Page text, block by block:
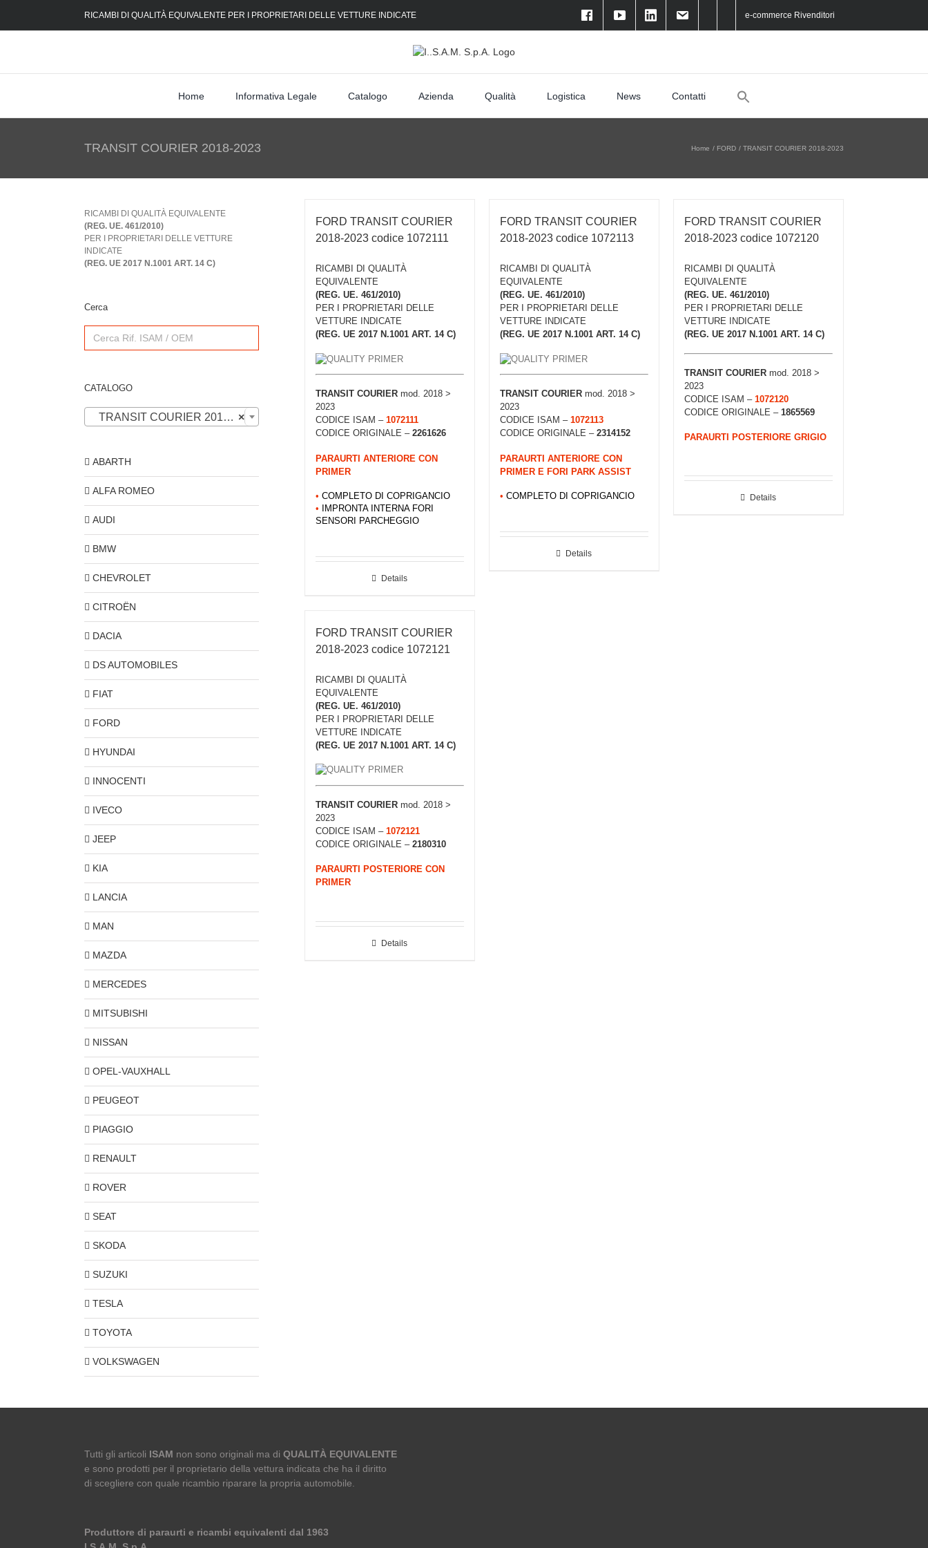
RICAMBI DI QUALITÀ EQUIVALENTE PER I PROPRIETARI DELLE VETTURE INDICATE e-commerce Rivenditori
Home Informativa Legale Catalogo Azienda Qualità Logistica News Contatti
TRANSIT COURIER 2018-2023 Home FORD TRANSIT COURIER 2018-2023
FORD TRANSIT COURIER
2018-2023 codice 1072111
RICAMBI DI QUALITÀ
EQUIVALENTE
(REG. UE. 461/2010)
PER I PROPRIETARI DELLE
VETTURE INDICATE
(REG. UE 2017 N.1001 ART. 14 C)
TRANSIT COURIER mod. 2018 >
2023
CODICE ISAM – 1072111
CODICE ORIGINALE – 2261626
PARAURTI ANTERIORE CON
PRIMER
• COMPLETO DI COPRIGANCIO
•
IMPRONTA INTERNA FORI
SENSORI PARCHEGGIO
Details
FORD TRANSIT COURIER
2018-2023 codice 1072113
RICAMBI DI QUALITÀ
EQUIVALENTE
(REG. UE. 461/2010)
PER I PROPRIETARI DELLE
VETTURE INDICATE
(REG. UE 2017 N.1001 ART. 14 C)
TRANSIT COURIER mod. 2018 >
2023
CODICE ISAM – 1072113
CODICE ORIGINALE – 2314152
PARAURTI ANTERIORE CON
PRIMER E FORI PARK ASSIST
• COMPLETO DI COPRIGANCIO
Details
FORD TRANSIT COURIER
2018-2023 codice 1072120
RICAMBI DI QUALITÀ
EQUIVALENTE
(REG. UE. 461/2010)
PER I PROPRIETARI DELLE
VETTURE INDICATE
(REG. UE 2017 N.1001 ART. 14 C)
TRANSIT COURIER mod. 2018 >
2023
CODICE ISAM – 1072120
CODICE ORIGINALE – 1865569
PARAURTI POSTERIORE GRIGIO
Details
FORD TRANSIT COURIER
2018-2023 codice 1072121
RICAMBI DI QUALITÀ
EQUIVALENTE
(REG. UE. 461/2010)
PER I PROPRIETARI DELLE
VETTURE INDICATE
(REG. UE 2017 N.1001 ART. 14 C)
TRANSIT COURIER mod. 2018 >
2023
CODICE ISAM – 1072121
CODICE ORIGINALE – 2180310
PARAURTI POSTERIORE CON
PRIMER
Details
RICAMBI DI QUALITÀ EQUIVALENTE
(REG. UE. 461/2010)
PER I PROPRIETARI DELLE VETTURE
INDICATE
(REG. UE 2017 N.1001 ART. 14 C)
Cerca
Search
for:
CATALOGO
×
TRANSIT COURIER 2018-2023
ABARTH
ALFA ROMEO
AUDI
BMW
CHEVROLET
CITROËN
DACIA
DS AUTOMOBILES
FIAT
FORD
HYUNDAI
INNOCENTI
IVECO
JEEP
KIA
LANCIA
MAN
MAZDA
MERCEDES
MITSUBISHI
NISSAN
OPEL-VAUXHALL
PEUGEOT
PIAGGIO
RENAULT
ROVER
SEAT
SKODA
SUZUKI
TESLA
TOYOTA
VOLKSWAGEN
Tutti gli articoli ISAM non sono originali ma di QUALITÀ EQUIVALENTE
e sono prodotti per il proprietario della vettura indicata che ha il diritto
di scegliere con quale ricambio riparare la propria automobile.
Produttore di paraurti e ricambi equivalenti dal 1963